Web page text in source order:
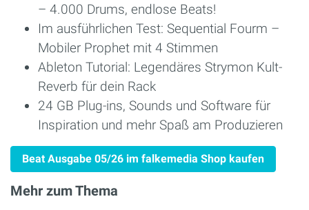
– 4.000 Drums, endlose Beats!
Im ausführlichen Test: Sequential Fourm –
Mobiler Prophet mit 4 Stimmen
Ableton Tutorial: Legendäres Strymon Kult-
Reverb für dein Rack
24 GB Plug-ins, Sounds und Software für
Inspiration und mehr Spaß am Produzieren
Beat Ausgabe 05/26 im falkemedia Shop kaufen
Mehr zum Thema